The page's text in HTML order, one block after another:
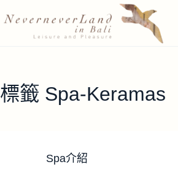
至
容
標籤 Spa-Keramas
Spa介紹